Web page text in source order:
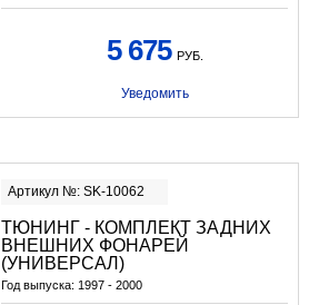
5 675 РУБ.
Уведомить
Артикул №: SK-10062
ТЮНИНГ - КОМПЛЕКТ ЗАДНИХ
ВНЕШНИХ ФОНАРЕЙ
(УНИВЕРСАЛ)
Год выпуска: 1997 - 2000